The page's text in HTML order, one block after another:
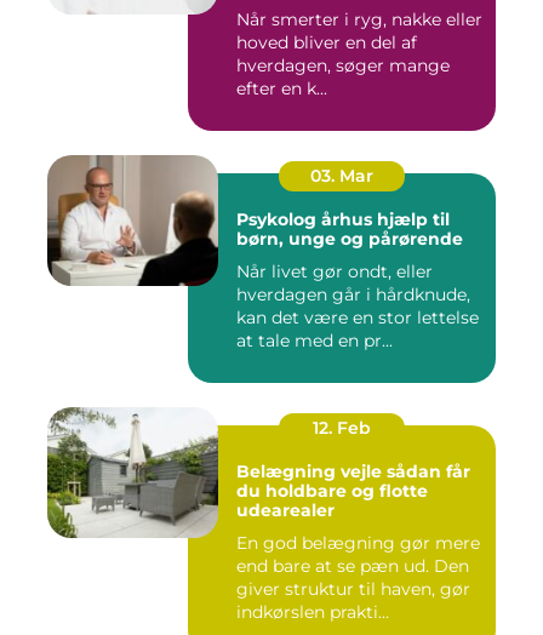
Når smerter i ryg, nakke eller
hoved bliver en del af
hverdagen, søger mange
efter en k...
03. Mar
Psykolog århus hjælp til
børn, unge og pårørende
Når livet gør ondt, eller
hverdagen går i hårdknude,
kan det være en stor lettelse
at tale med en pr...
12. Feb
Belægning vejle sådan får
du holdbare og flotte
udearealer
En god belægning gør mere
end bare at se pæn ud. Den
giver struktur til haven, gør
indkørslen prakti...